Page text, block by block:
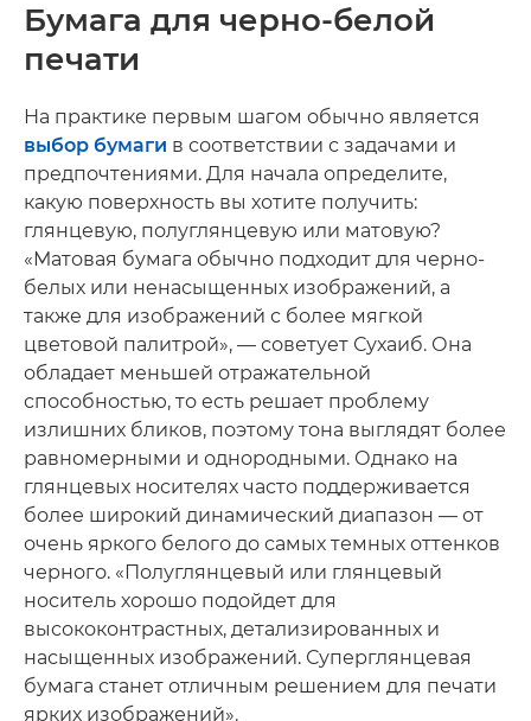
Бумага для черно-белой
печати
На практике первым шагом обычно является
выбор бумаги в соответствии с задачами и
предпочтениями. Для начала определите,
какую поверхность вы хотите получить:
глянцевую, полуглянцевую или матовую?
«Матовая бумага обычно подходит для черно-
белых или ненасыщенных изображений, а
также для изображений с более мягкой
цветовой палитрой», — советует Сухаиб. Она
обладает меньшей отражательной
способностью, то есть решает проблему
излишних бликов, поэтому тона выглядят более
равномерными и однородными. Однако на
глянцевых носителях часто поддерживается
более широкий динамический диапазон — от
очень яркого белого до самых темных оттенков
черного. «Полуглянцевый или глянцевый
носитель хорошо подойдет для
высококонтрастных, детализированных и
насыщенных изображений. Суперглянцевая
бумага станет отличным решением для печати
ярких изображений».